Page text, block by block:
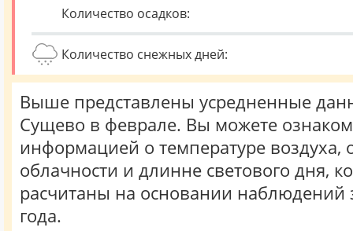
Количество осадков:
Количество снежных дней:
Выше представлены усредненные
Сущево в феврале. Вы можете
информацией о температуре воздуха,
облачности и длинне светового дня,
расчитаны на основании наблюдений
года.